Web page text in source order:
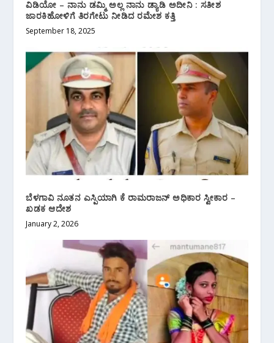
ವಿಡಿಯೋ – ನಾನು ಡಮ್ಮಿ ಅಲ್ಲ ನಾನು ಡ್ಯಾಡಿ ಅದೀನಿ : ಸತೀಶ
ಜಾರಕಿಹೋಳಿಗೆ ತಿರಗೇಟು ನೀಡಿದ ರಮೇಶ ಕತ್ತಿ
September 18, 2025
ಬೆಳಗಾವಿ ನೂತನ ಎಸ್ಪಿಯಾಗಿ ಕೆ ರಾಮರಾಜನ್ ಅಧಿಕಾರ ಸ್ವೀಕಾರ –
ಖಡಕ‌ ಆದೇಶ
January 2, 2026